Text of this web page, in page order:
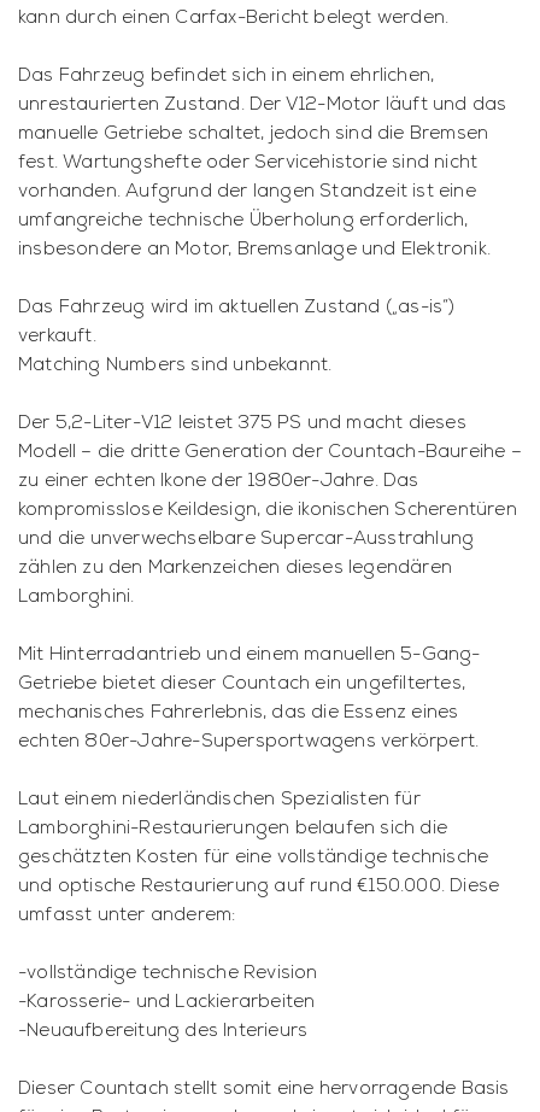
kann durch einen Carfax-Bericht belegt werden.
Das Fahrzeug befindet sich in einem ehrlichen,
unrestaurierten Zustand. Der V12-Motor läuft und das
manuelle Getriebe schaltet, jedoch sind die Bremsen
fest. Wartungshefte oder Servicehistorie sind nicht
vorhanden. Aufgrund der langen Standzeit ist eine
umfangreiche technische Überholung erforderlich,
insbesondere an Motor, Bremsanlage und Elektronik.
Das Fahrzeug wird im aktuellen Zustand („as-is“)
verkauft.
Matching Numbers sind unbekannt.
Der 5,2-Liter-V12 leistet 375 PS und macht dieses
Modell – die dritte Generation der Countach-Baureihe –
zu einer echten Ikone der 1980er-Jahre. Das
kompromisslose Keildesign, die ikonischen Scherentüren
und die unverwechselbare Supercar-Ausstrahlung
zählen zu den Markenzeichen dieses legendären
Lamborghini.
Mit Hinterradantrieb und einem manuellen 5-Gang-
Getriebe bietet dieser Countach ein ungefiltertes,
mechanisches Fahrerlebnis, das die Essenz eines
echten 80er-Jahre-Supersportwagens verkörpert.
Laut einem niederländischen Spezialisten für
Lamborghini-Restaurierungen belaufen sich die
geschätzten Kosten für eine vollständige technische
und optische Restaurierung auf rund €150.000. Diese
umfasst unter anderem:
-vollständige technische Revision
-Karosserie- und Lackierarbeiten
-Neuaufbereitung des Interieurs
Dieser Countach stellt somit eine hervorragende Basis